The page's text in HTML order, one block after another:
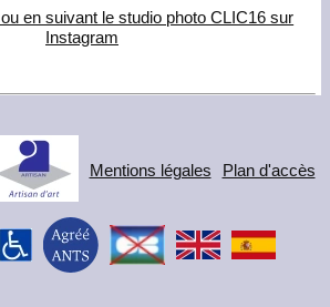
ou en suivant le studio photo CLIC16 sur
Instagram
Mentions légales Plan d'accès